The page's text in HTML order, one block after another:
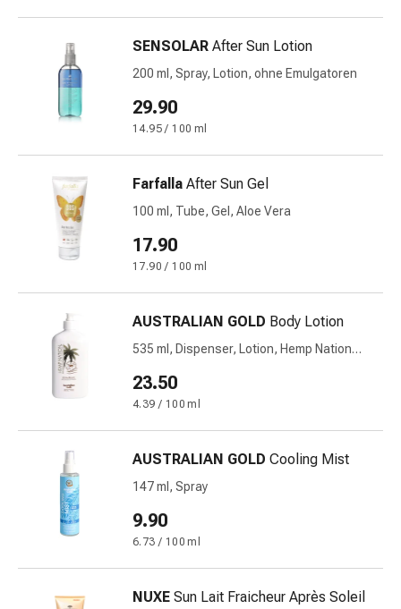
Prostata
Nieren-
Blasenbeschwerden
Schmerzen
&
Fieber
Kopfschmerzen
Migräne
Muskel-
&
Schmerzmittel
Schmerztherapie
Kühlen
Wärmen
Schlaf
Beruhigung
Schlafstörungen
Rhonchopathie
(Schnarchen)
Atemwege
SENSOLAR After Sun Lotion
200 ml, Spray, Lotion, ohne Emulgatoren
29.90
14.95 / 100 ml
Farfalla After Sun Gel
100 ml, Tube, Gel, Aloe Vera
17.90
17.90 / 100 ml
AUSTRALIAN GOLD Body Lotion
535 ml, Dispenser, Lotion, Hemp Nation
23.50
4.39 / 100 ml
AUSTRALIAN GOLD Cooling Mist
147 ml, Spray
9.90
6.73 / 100 ml
NUXE Sun Lait Fraicheur Après Soleil